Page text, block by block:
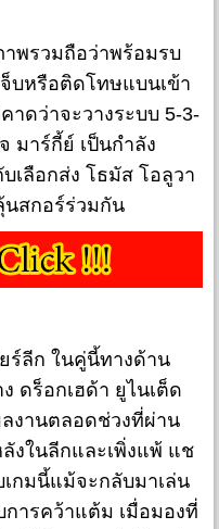
าพรวมถือว่าพร้อมรบ
บหรือติดโทษแบนเข้า
าดว่าจะวางระบบ 5-3-
มาร์กี้ย์ เป็นกำลัง
เลือกส่ง โธมัส โอลูวา
นสกอร์ร่วมกัน
ร์ลีก ในคู่นี้ทางด้าน
ดร็อกเฮด้า ยูไนเต็ด
ลงานตลอดช่วงที่ผ่าน
งในลีกและเพิ่งแพ้ แช
เกมนี้แม้จะกลับมาเล่น
ารคว้าแต้ม เมื่อมองที่